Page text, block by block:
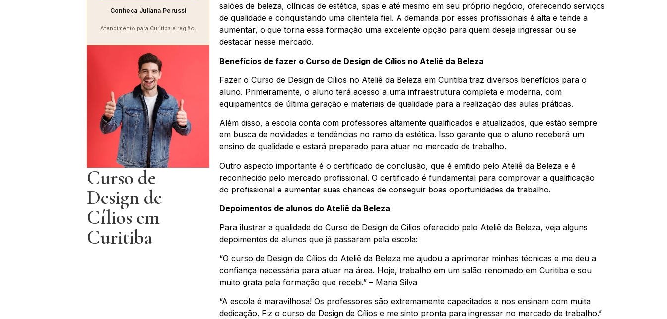
Conheça Juliana Perussi
Atendimento para Curitiba e região.
Curso de
Design de
Cílios em
Curitiba
salões de beleza, clínicas de estética, spas e até mesmo em seu próprio negócio, oferecendo serviços
de qualidade e conquistando uma clientela fiel. A demanda por esses profissionais é alta e tende a
aumentar, o que torna essa formação uma excelente opção para quem deseja ingressar ou se
destacar nesse mercado.
Benefícios de fazer o Curso de Design de Cílios no Ateliê da Beleza
Fazer o Curso de Design de Cílios no Ateliê da Beleza em Curitiba traz diversos benefícios para o
aluno. Primeiramente, o aluno terá acesso a uma infraestrutura completa e moderna, com
equipamentos de última geração e materiais de qualidade para a realização das aulas práticas.
Além disso, a escola conta com professores altamente qualificados e atualizados, que estão sempre
em busca de novidades e tendências no ramo da estética. Isso garante que o aluno receberá um
ensino de qualidade e estará preparado para atuar no mercado de trabalho.
Outro aspecto importante é o certificado de conclusão, que é emitido pelo Ateliê da Beleza e é
reconhecido pelo mercado profissional. O certificado é fundamental para comprovar a qualificação
do profissional e aumentar suas chances de conseguir boas oportunidades de trabalho.
Depoimentos de alunos do Ateliê da Beleza
Para ilustrar a qualidade do Curso de Design de Cílios oferecido pelo Ateliê da Beleza, veja alguns
depoimentos de alunos que já passaram pela escola:
“O curso de Design de Cílios do Ateliê da Beleza me ajudou a aprimorar minhas técnicas e me deu a
confiança necessária para atuar na área. Hoje, trabalho em um salão renomado em Curitiba e sou
muito grata pela formação que recebi.” – Maria Silva
“A escola é maravilhosa! Os professores são extremamente capacitados e nos ensinam com muita
dedicação. Fiz o curso de Design de Cílios e me sinto pronta para ingressar no mercado de trabalho.”